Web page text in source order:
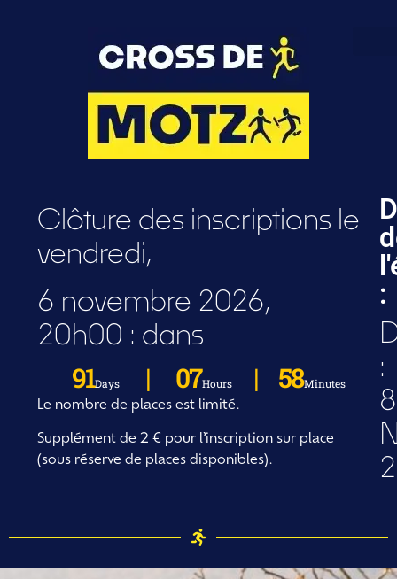
Clôture des inscriptions le
vendredi,
6 novembre 2026,
20h00 : dans
91Days 07Hours 58Minutes
Le nombre de places est limité.
Supplément de 2 € pour l’inscription sur place
(sous réserve de places disponibles).
:
:
8